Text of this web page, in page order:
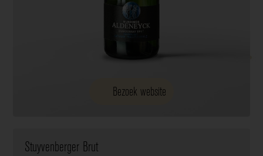
Bezoek website
Stuyvenberger Brut